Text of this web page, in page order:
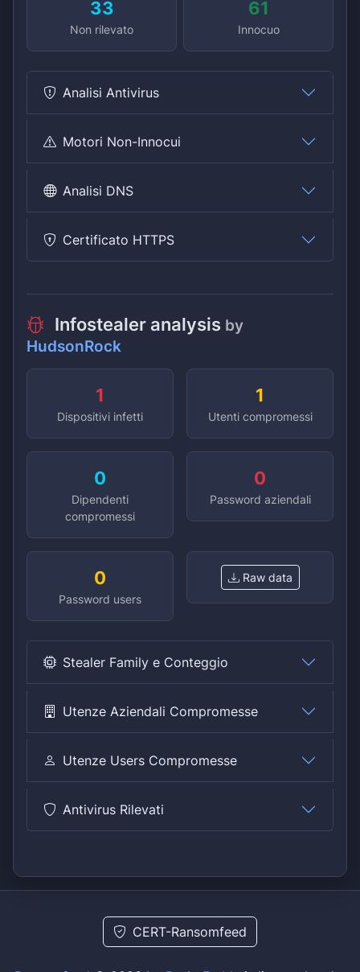
33
Non rilevato
61
Innocuo
Analisi Antivirus
Motori Non-Innocui
Analisi DNS
Certificato HTTPS
Infostealer analysis by
HudsonRock
1
Dispositivi infetti
1
Utenti compromessi
0
Dipendenti
compromessi
0
Password aziendali
0
Password users
Raw data
Stealer Family e Conteggio
Utenze Aziendali Compromesse
Utenze Users Compromesse
Antivirus Rilevati
CERT-Ransomfeed